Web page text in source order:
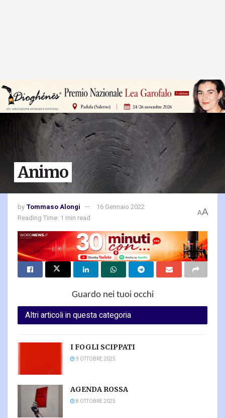
Animo
by Tommaso Alongi
16 Gennaio 2022
Reading Time: 1 min read
AA
Guardo nei tuoi occhi
Altri articoli in questa categoria
I FOGLI SCIPPATI
9 OTTOBRE 2025
AGENDA ROSSA
8 OTTOBRE 2025